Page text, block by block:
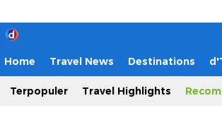
Home Travel News Destinations
Terpopuler Travel Highlights